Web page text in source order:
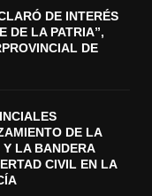
DE INTERÉS
DE LA PATRIA”,
DE
DE LA
LA BANDERA
CIVIL EN LA